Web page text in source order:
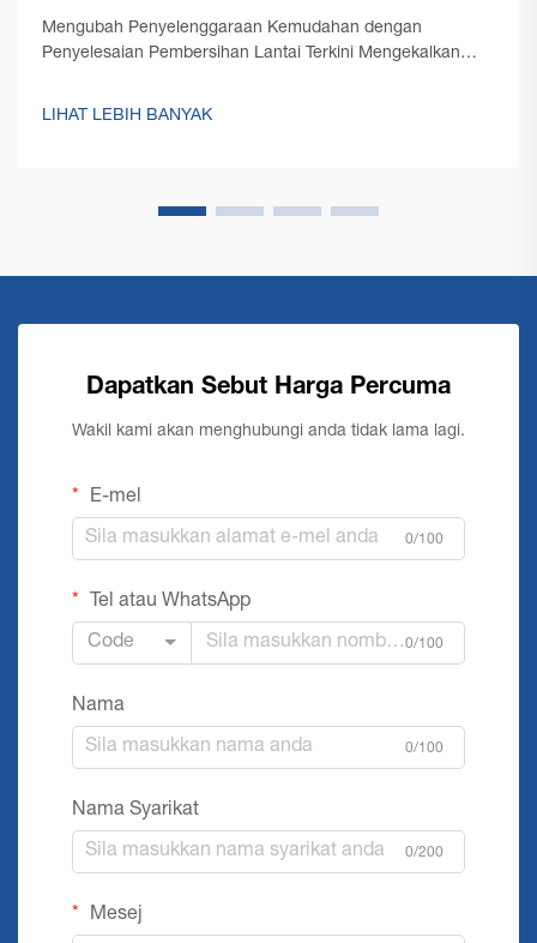
Mengubah Penyelenggaraan Kemudahan dengan
Penyelesaian Pembersihan Lantai Terkini Mengekalkan
membentangkan cabaran unik yang memerlukan
LIHAT LEBIH BANYAK
Dapatkan Sebut Harga Percuma
Wakil kami akan menghubungi anda tidak lama lagi.
E-mel
0/100
Tel atau WhatsApp
Code 0/100
Nama
0/100
Nama Syarikat
0/200
Mesej